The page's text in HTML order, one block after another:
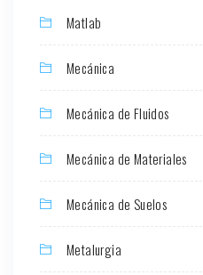
Matlab
Mecánica
Mecánica de Fluidos
Mecánica de Materiales
Mecánica de Suelos
Metalurgia